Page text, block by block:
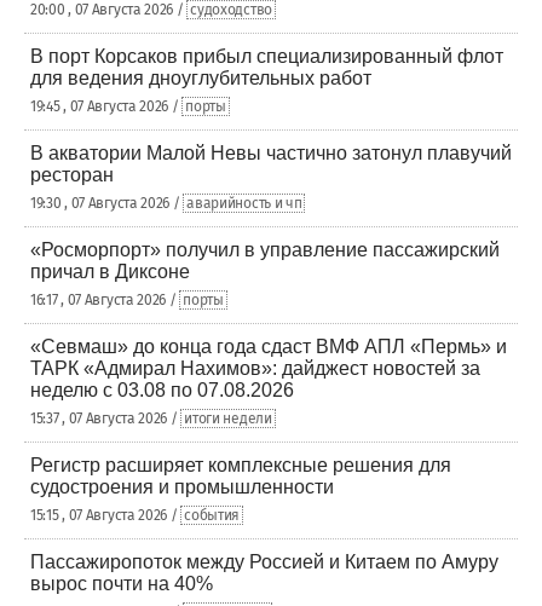
20:00 , 07 Августа 2026 / судоходство
В порт Корсаков прибыл специализированный флот
для ведения дноуглубительных работ
19:45 , 07 Августа 2026 / порты
В акватории Малой Невы частично затонул плавучий
ресторан
19:30 , 07 Августа 2026 / аварийность и чп
«Росморпорт» получил в управление пассажирский
причал в Диксоне
16:17 , 07 Августа 2026 / порты
«Севмаш» до конца года сдаст ВМФ АПЛ «Пермь» и
ТАРК «Адмирал Нахимов»: дайджест новостей за
неделю с 03.08 по 07.08.2026
15:37 , 07 Августа 2026 / итоги недели
Регистр расширяет комплексные решения для
судостроения и промышленности
15:15 , 07 Августа 2026 / события
Пассажиропоток между Россией и Китаем по Амуру
вырос почти на 40%